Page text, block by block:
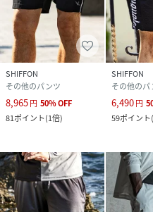
SHIFFON
その他のパンツ
8,965円 50%OFF
81ポイント(1倍)
SHIFFON
その他のパ
6,490円
59ポイント(